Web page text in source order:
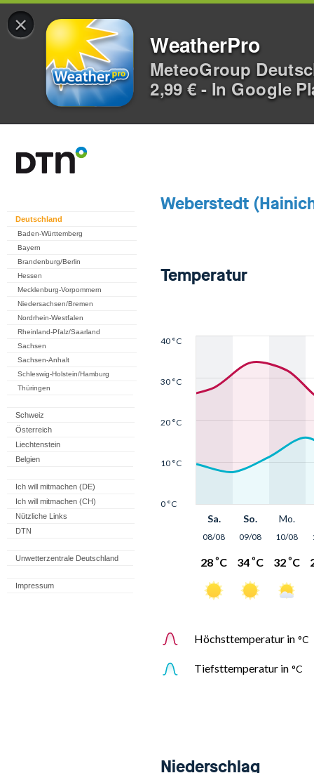
×
WeatherPro
MeteoGroup
2,99 € - In Google
Deutschland
Baden-Württemberg
Bayern
Brandenburg/Berlin
Hessen
Mecklenburg-Vorpommern
Niedersachsen/Bremen
Nordrhein-Westfalen
Rheinland-Pfalz/Saarland
Sachsen
Sachsen-Anhalt
Schleswig-Holstein/Hamburg
Thüringen
Schweiz
Österreich
Liechtenstein
Belgien
Ich will mitmachen (DE)
Ich will mitmachen (CH)
Nützliche Links
DTN
Unwetterzentrale Deutschland
Impressum